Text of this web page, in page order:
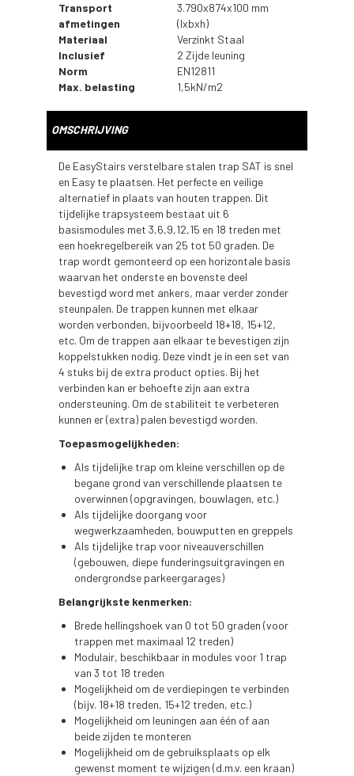
Transport
afmetingen
3.790x874x100 mm
(lxbxh)
Materiaal
Verzinkt Staal
Inclusief
2 Zijde leuning
Norm
EN12811
Max. belasting
1,5kN/m2
OMSCHRIJVING
De EasyStairs verstelbare stalen trap SAT is snel
en Easy te plaatsen. Het perfecte en veilige
alternatief in plaats van houten trappen. Dit
tijdelijke trapsysteem bestaat uit 6
basismodules met 3,6,9,12,15 en 18 treden met
een hoekregelbereik van 25 tot 50 graden. De
trap wordt gemonteerd op een horizontale basis
waarvan het onderste en bovenste deel
bevestigd word met ankers, maar verder zonder
steunpalen. De trappen kunnen met elkaar
worden verbonden, bijvoorbeeld 18+18, 15+12,
etc. Om de trappen aan elkaar te bevestigen zijn
koppelstukken nodig. Deze vindt je in een set van
4 stuks bij de extra product opties. Bij het
verbinden kan er behoefte zijn aan extra
ondersteuning. Om de stabiliteit te verbeteren
kunnen er (extra) palen bevestigd worden.
Toepasmogelijkheden:
Als tijdelijke trap om kleine verschillen op de
begane grond van verschillende plaatsen te
overwinnen (opgravingen, bouwlagen, etc.)
Als tijdelijke doorgang voor
wegwerkzaamheden, bouwputten en greppels
Als tijdelijke trap voor niveauverschillen
(gebouwen, diepe funderingsuitgravingen en
ondergrondse parkeergarages)
Belangrijkste kenmerken:
Brede hellingshoek van 0 tot 50 graden (voor
trappen met maximaal 12 treden)
Modulair, beschikbaar in modules voor 1 trap
van 3 tot 18 treden
Mogelijkheid om de verdiepingen te verbinden
(bijv. 18+18 treden, 15+12 treden, etc.)
Mogelijkheid om leuningen aan één of aan
beide zijden te monteren
Mogelijkheid om de gebruiksplaats op elk
gewenst moment te wijzigen (d.m.v. een kraan)